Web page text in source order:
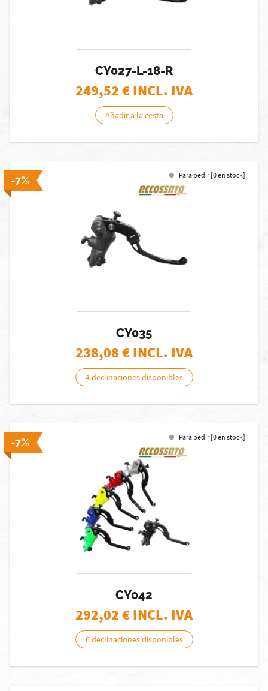
CY027-L-18-R
249,52€ INCL. IVA
Añadir a la cesta
-7% Para pedir [0 en stock]
CY035
238,08€ INCL. IVA
4 declinaciones disponibles
-7% Para pedir [0 en stock]
CY042
292,02€ INCL. IVA
6 declinaciones disponibles